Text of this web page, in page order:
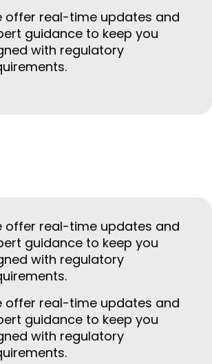
offer real-time updates and
guidance to keep you
with regulatory
offer real-time updates and
guidance to keep you
with regulatory
offer real-time updates and
guidance to keep you
with regulatory